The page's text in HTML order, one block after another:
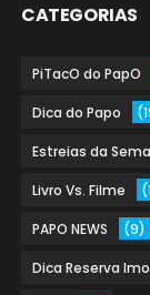
CATEGORIAS
PiTacO do PapO
Dica do Papo
Estreias da
Livro Vs. Filme
PAPO NEWS (9)
Dica Reserva